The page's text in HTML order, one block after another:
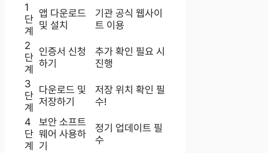
1
단
계
앱 다운로드
및 설치
기관 공식 웹사이
트 이용
2
단
계
인증서 신청
하기
추가 확인 필요 시
진행
3
단
계
다운로드 및
저장하기
저장 위치 확인 필
수!
4
단
계
보안 소프트
웨어 사용하
기
정기 업데이트 필
수